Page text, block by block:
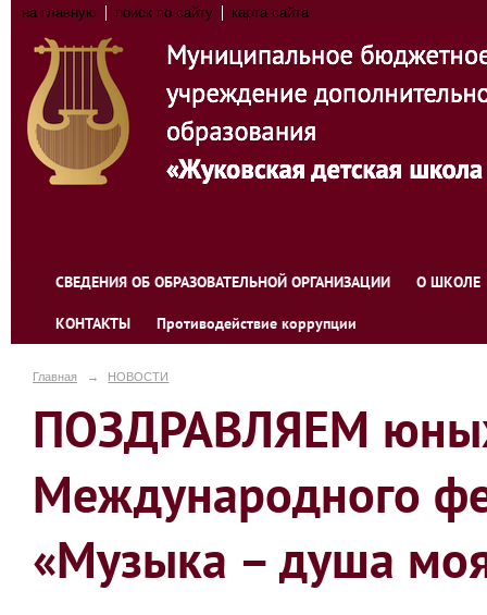
на главную поиск по сайту карта сайта
СВЕДЕНИЯ ОБ ОБРАЗОВАТЕЛЬНОЙ ОРГАНИЗАЦИИ О ШКОЛЕ
КОНТАКТЫ Противодействие коррупции
Главная → НОВОСТИ
ПОЗДРАВЛЯЕМ юных
Международного
«Музыка – душа